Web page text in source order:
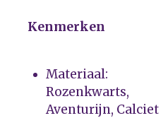
Kenmerken
Materiaal:
Rozenkwarts,
Aventurijn, Calciet